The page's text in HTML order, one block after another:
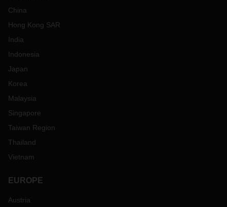
China
Hong Kong SAR
India
Indonesia
Japan
Korea
Malaysia
Singapore
Taiwan Region
Thailand
Vietnam
EUROPE
Austria